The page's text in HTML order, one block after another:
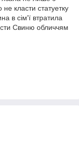
класти статуетку
в сім'ї втратила
Свиню обличчям